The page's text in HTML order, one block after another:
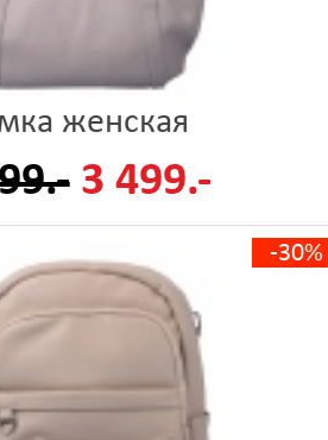
женская
3 499.-
-30%